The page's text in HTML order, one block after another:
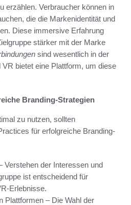
erzählen. Verbraucher können in
die die Markenidentität und
Diese immersive Erfahrung
stärker mit der Marke
sind wesentlich in der
bietet eine Plattform, um diese
Branding-Strategien
zu nutzen, sollten
für erfolgreiche Branding-
Verstehen der Interessen und
ist entscheidend für
Erlebnisse.
Plattformen – Die Wahl der